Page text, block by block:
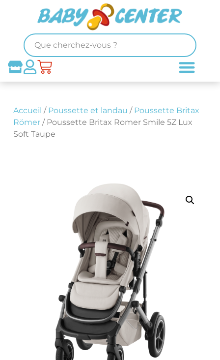
Accueil / Poussette et landau / Poussette Britax
Römer/ Poussette Britax Romer Smile 5Z Lux
Soft Taupe